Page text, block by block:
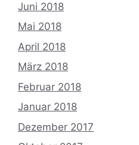
Juni 2018
Mai 2018
April 2018
März 2018
Februar 2018
Januar 2018
Dezember 2017